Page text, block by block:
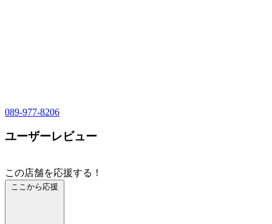
089-977-8206
ユーザーレビュー
この店舗を応援する！
ここから応援